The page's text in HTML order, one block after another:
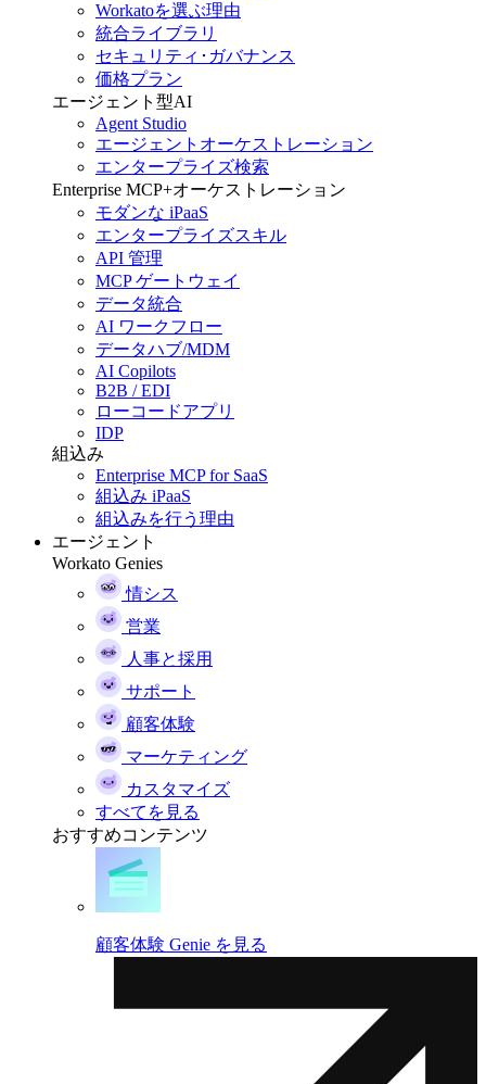
Workatoを選ぶ理由
統合ライブラリ
セキュリティ･ガバナンス
価格プラン
エージェント型AI
Agent Studio
エージェントオーケストレーション
エンタープライズ検索
Enterprise MCP+オーケストレーション
モダンな iPaaS
エンタープライズスキル
API 管理
MCP ゲートウェイ
データ統合
AI ワークフロー
データハブ/MDM
AI Copilots
B2B / EDI
ローコードアプリ
IDP
組込み
Enterprise MCP for SaaS
組込み iPaaS
組込みを行う理由
エージェント
Workato Genies
情シス
営業
人事と採用
サポート
顧客体験
マーケティング
カスタマイズ
すべてを見る
おすすめコンテンツ
顧客体験 Genie を見る